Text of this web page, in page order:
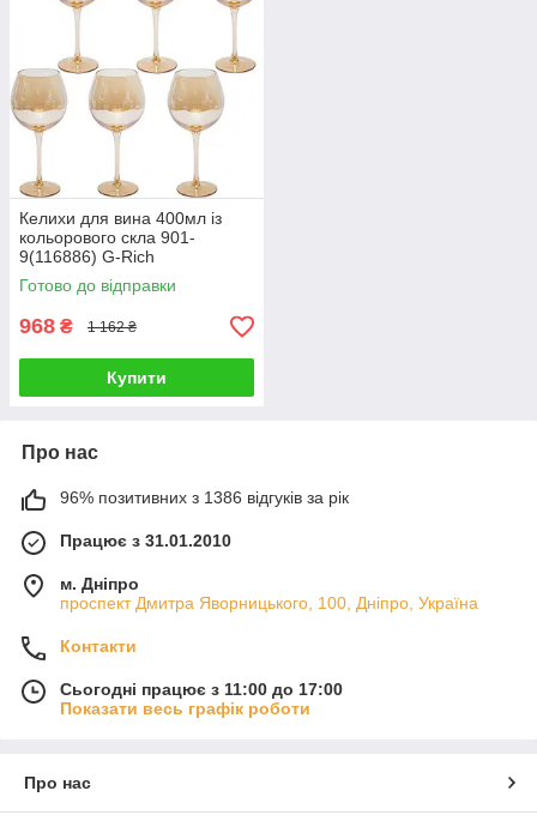
Келихи для вина 400мл із
кольорового скла 901-
9(116886) G-Rich
Готово до відправки
968 ₴ 1 162 ₴
Купити
Про нас
96% позитивних з 1386 відгуків за рік
Працює з 31.01.2010
м. Дніпро
проспект Дмитра Яворницького, 100, Дніпро, Україна
Контакти
Сьогодні працює з 11:00 до 17:00
Показати весь графік роботи
Про нас